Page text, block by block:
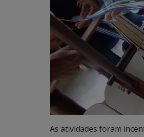
As atividades foram